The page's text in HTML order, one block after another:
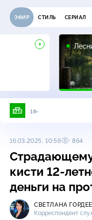
ЭФИР СТИЛЬ СЕРИАЛ
18+
16.03.2025, 10:56 864
кисти 12-
деньги на
СВЕТЛАНА
Корреспондент